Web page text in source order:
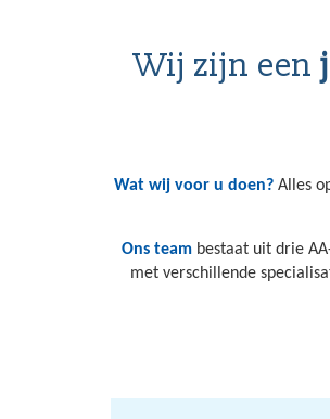
Wij zijn een
Wat wij voor u doen? Alles
Ons team bestaat uit drie
met verschillende